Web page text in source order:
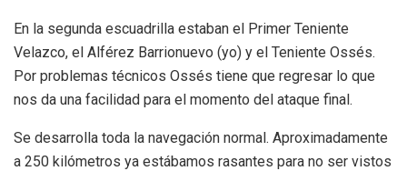
En la segunda escuadrilla estaban el Primer Teniente
Velazco, el Alférez Barrionuevo (yo) y el Teniente Ossés.
Por problemas técnicos Ossés tiene que regresar lo que
nos da una facilidad para el momento del ataque final.
Se desarrolla toda la navegación normal. Aproximadamente
a 250 kilómetros ya estábamos rasantes para no ser vistos